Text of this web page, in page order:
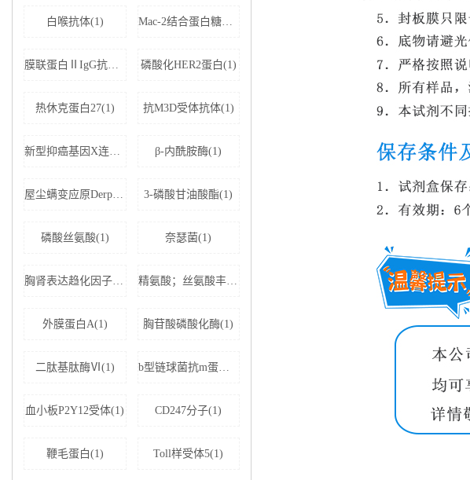
白喉抗体(1) Mac-2结合蛋白糖基化异构体(1)
膜联蛋白ⅡIgG抗体(1) 磷酸化HER2蛋白(1)
热休克蛋白27(1) 抗M3D受体抗体(1)
新型抑癌基因X连锁凋亡抑制蛋白相关因子-1(1) β-内酰胺酶(1)
屋尘螨变应原Derp1 IgE抗体(1) 3-磷酸甘油酸酯(1)
磷酸丝氨酸(1) 奈瑟菌(1)
胸肾表达趋化因子(1) 精氨酸；丝氨酸丰富剪接因子1(1)
外膜蛋白A(1) 胸苷酸磷酸化酶(1)
二肽基肽酶Ⅵ(1) b型链球菌抗m蛋白抗体(1)
血小板P2Y12受体(1) CD247分子(1)
鞭毛蛋白(1) Toll样受体5(1)